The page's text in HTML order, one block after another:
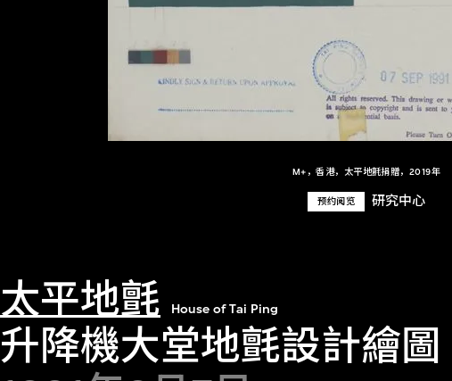
M+，香港，太平地氈捐贈，2019年
预约阅览 研究中心
太平地氈 House of Tai Ping
升降機大堂地氈設計繪圖